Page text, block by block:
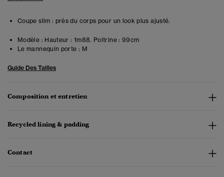
Coupe slim : près du corps pour un look plus ajusté.
Modèle : Hauteur : 1m88. Poitrine : 99cm
Le mannequin porte : M
Guide Des Tailles
Composition et entretien
Recycled lining & padding
Contact